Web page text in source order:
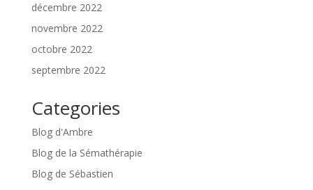
décembre 2022
novembre 2022
octobre 2022
septembre 2022
Categories
Blog d'Ambre
Blog de la Sémathérapie
Blog de Sébastien